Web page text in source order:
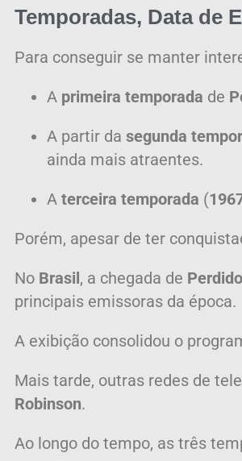
Temporadas, Data de
Para conseguir se manter
A primeira temporada de
A partir da segunda
ainda mais atraentes.
A terceira temporada (
Porém, apesar de ter
No Brasil, a chegada de
principais emissoras da época.
A exibição consolidou o
Mais tarde, outras redes de
Robinson.
Ao longo do tempo, as três